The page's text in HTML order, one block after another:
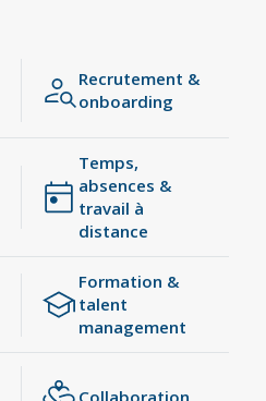
Recrutement &
onboarding
Temps,
absences &
travail à
distance
Formation &
talent
management
Collaboration